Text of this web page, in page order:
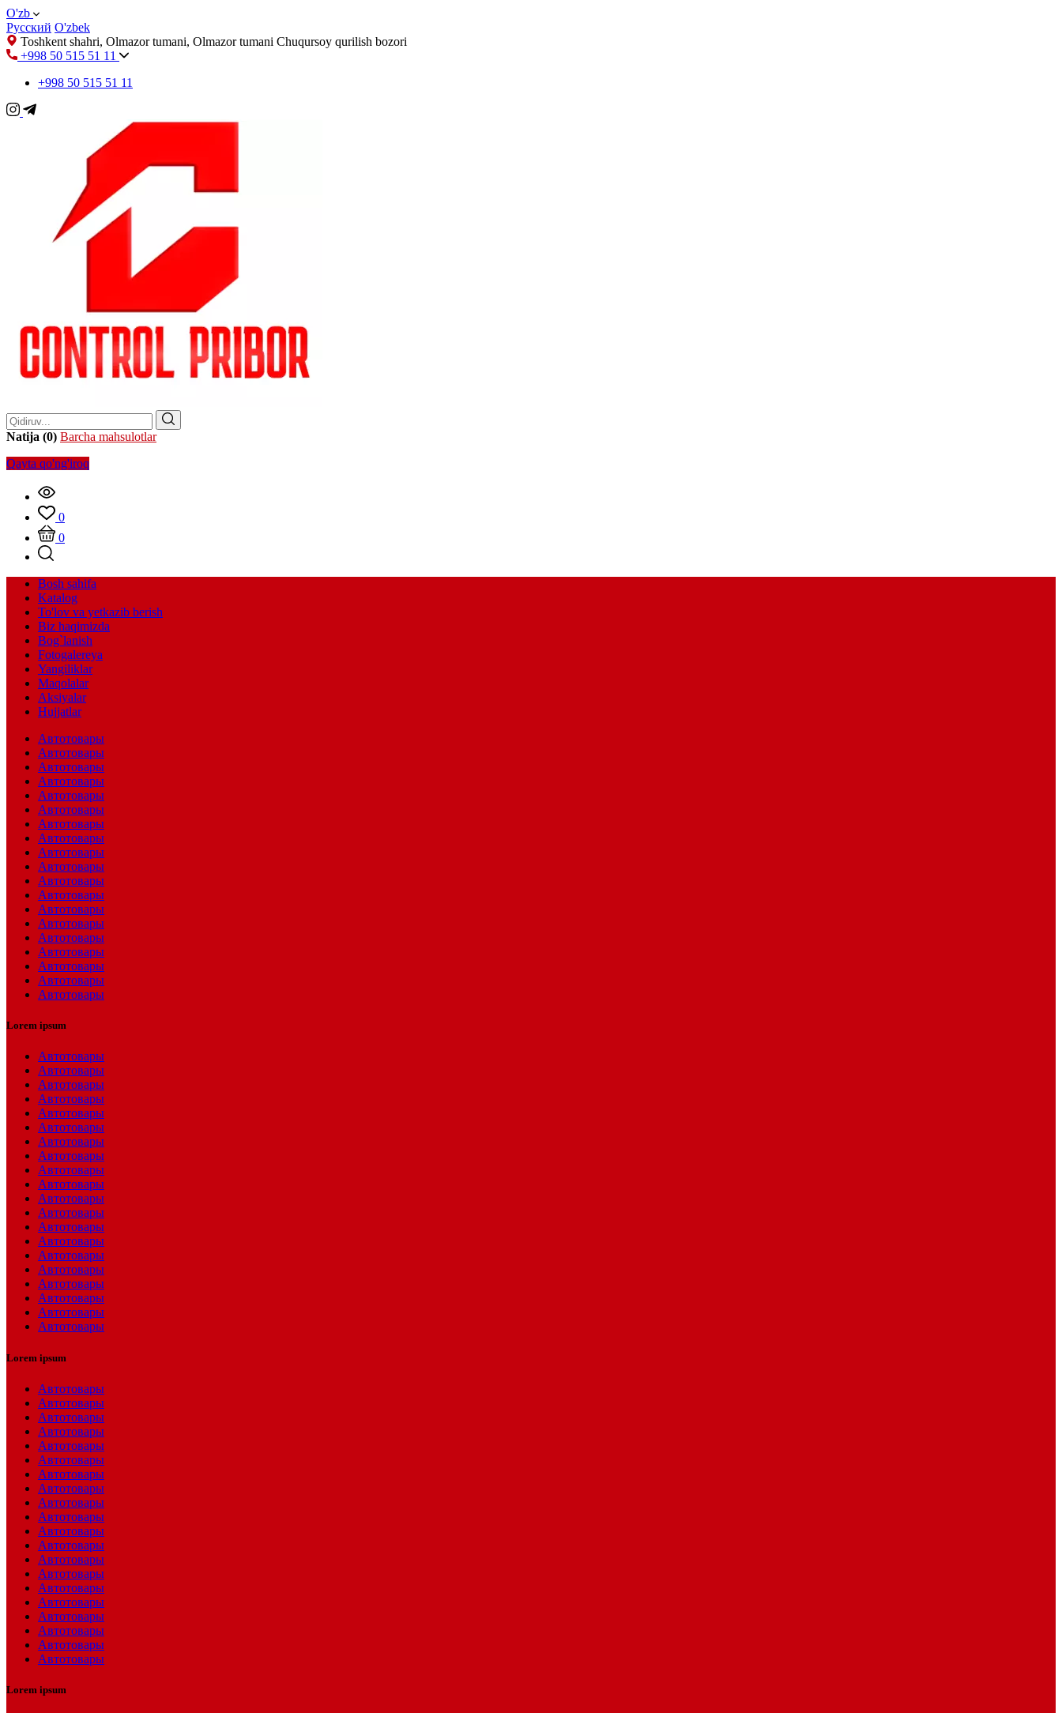
O'zb
Русский O'zbek
Toshkent shahri, Olmazor tumani, Olmazor tumani Chuqursoy qurilish bozori
+998 50 515 51 11
+998 50 515 51 11
Natija (0) Barcha mahsulotlar
Qayta qo'ng'iroq
0
0
Bosh sahifa
Katalog
To'lov va yetkazib berish
Biz haqimizda
Bog`lanish
Fotogalereya
Yangiliklar
Maqolalar
Aksiyalar
Hujjatlar
Автотовары
Автотовары
Автотовары
Автотовары
Автотовары
Автотовары
Автотовары
Автотовары
Автотовары
Автотовары
Автотовары
Автотовары
Автотовары
Автотовары
Автотовары
Автотовары
Автотовары
Автотовары
Автотовары
Lorem ipsum
Автотовары
Автотовары
Автотовары
Автотовары
Автотовары
Автотовары
Автотовары
Автотовары
Автотовары
Автотовары
Автотовары
Автотовары
Автотовары
Автотовары
Автотовары
Автотовары
Автотовары
Автотовары
Автотовары
Автотовары
Lorem ipsum
Автотовары
Автотовары
Автотовары
Автотовары
Автотовары
Автотовары
Автотовары
Автотовары
Автотовары
Автотовары
Автотовары
Автотовары
Автотовары
Автотовары
Автотовары
Автотовары
Автотовары
Автотовары
Автотовары
Автотовары
Lorem ipsum